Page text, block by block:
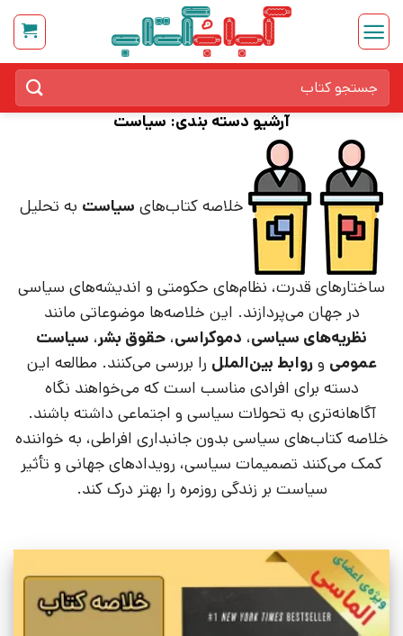
Skip
content
برای:
آرشیو دسته بندی: سیاست
خلاصه کتاب‌های سیاست به تحلیل
ساختارهای قدرت، نظام‌های حکومتی و اندیشه‌های سیاسی
در جهان می‌پردازند. این خلاصه‌ها موضوعاتی مانند
نظریه‌های سیاسی، دموکراسی، حقوق بشر، سیاست
عمومی وروابط بین‌الملل را بررسی می‌کنند. مطالعه این
دسته برای افرادی مناسب است که می‌خواهند نگاه
آگاهانه‌تری به تحولات سیاسی و اجتماعی داشته باشند.
خلاصه کتاب‌های سیاسی بدون جانبداری افراطی، به خواننده
کمک می‌کنند تصمیمات سیاسی، رویدادهای جهانی و تأثیر
سیاست بر زندگی روزمره را بهتر درک کند.